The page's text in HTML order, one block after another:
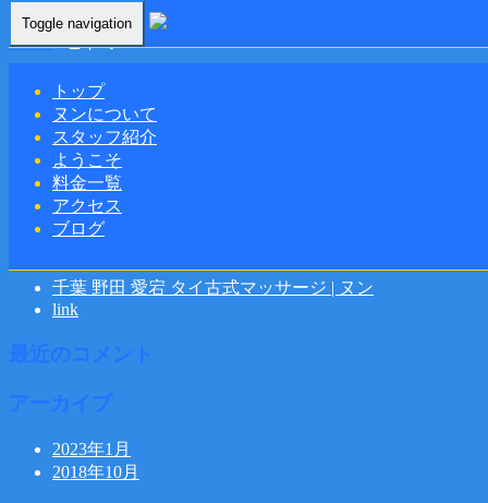
Toggle navigation
トップ
ヌンについて
スタッフ紹介
ようこそ
料金一覧
アクセス
ブログ
Home-ヒトミ…
ヒトミ(Hitomi)千葉 柏 タイ古式マッサージ | ヌン
最近の投稿
千葉 野田 愛宕 タイ古式マッサージ | ヌン
link
最近のコメント
アーカイブ
2023年1月
2018年10月